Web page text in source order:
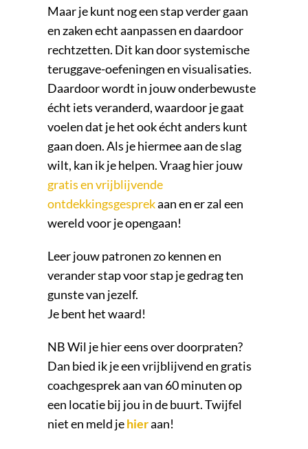
Maar je kunt nog een stap verder gaan
en zaken echt aanpassen en daardoor
rechtzetten. Dit kan door systemische
teruggave-oefeningen en visualisaties.
Daardoor wordt in jouw onderbewuste
écht iets veranderd, waardoor je gaat
voelen dat je het ook écht anders kunt
gaan doen. Als je hiermee aan de slag
wilt, kan ik je helpen. Vraag hier jouw
gratis en vrijblijvende
ontdekkingsgesprekaan en er zal een
wereld voor je opengaan!
Leer jouw patronen zo kennen en
verander stap voor stap je gedrag ten
gunste van jezelf.
Je bent het waard!
NB Wil je hier eens over doorpraten?
Dan bied ik je een vrijblijvend en gratis
coachgesprek aan van 60 minuten op
een locatie bij jou in de buurt. Twijfel
niet en meld jehieraan!